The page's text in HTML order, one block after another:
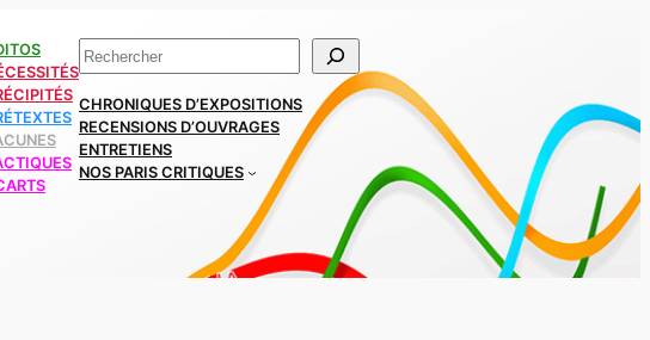
Rechercher
CHRONIQUES D’EXPOSITIONS
RECENSIONS D’OUVRAGES
ENTRETIENS
NOS PARIS CRITIQUES